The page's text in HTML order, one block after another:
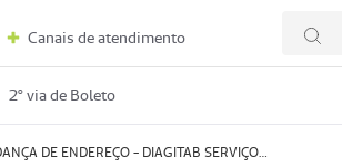
Canais de atendimento
2º via de Boleto
MUDANÇA DE ENDEREÇO - DIAGITAB SERVIÇOS MÉDICOS LTDA (54003267-5)